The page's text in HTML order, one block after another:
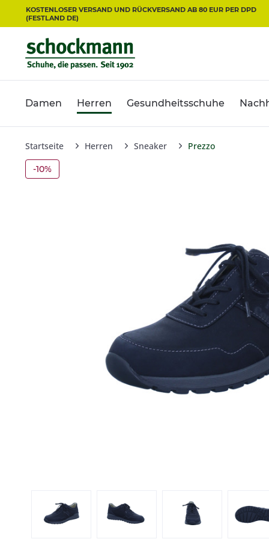
KOSTENLOSER VERSAND UND RÜCKVERSAND AB 80 EUR PER DPD
(FESTLAND DE)
Damen Herren Gesundheitsschuhe
Startseite Herren Sneaker Prezzo
-10%